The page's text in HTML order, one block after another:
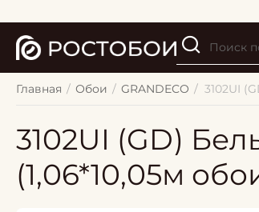
Главная / Обои / GRANDECO / 3102UI
3102UI (GD)
(1,06*10,05м